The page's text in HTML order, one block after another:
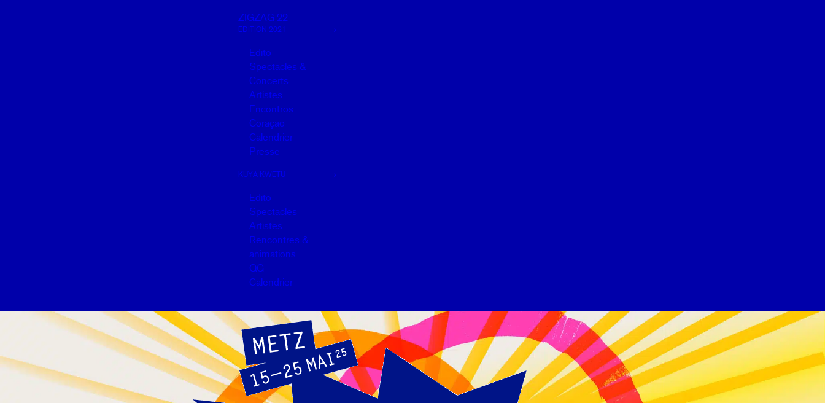
ZIGZAG 22
EDITION 2021
Edito
Spectacles &
Concerts
Artistes
Encontros
Coraçao
Calendrier
Presse
KUYA KWETU
Edito
Spectacles
Artistes
Rencontres &
animations
QG
Calendrier